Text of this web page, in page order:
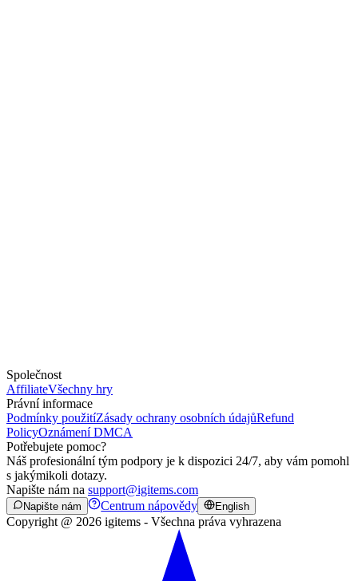
Společnost
AffiliateVšechny hry
Právní informace
Podmínky použitíZásady ochrany osobních údajůRefund
PolicyOznámení DMCA
Potřebujete pomoc?
Náš profesionální tým podpory je k dispozici 24/7, aby vám pomohl
s jakýmikoli dotazy.
Napište nám na support@igitems.com
Napište nám Centrum nápovědy English
Copyright @ 2026 igitems - Všechna práva vyhrazena